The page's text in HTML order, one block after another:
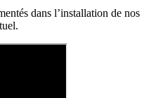
dans l’installation de nos